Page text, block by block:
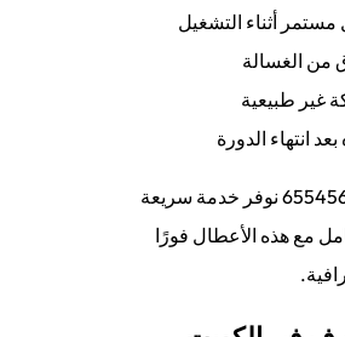
أثناء التشغيل
من الغسالة
غير طبيعية
انتهاء الدورة
65545664 نوفر خدمة سريعة
مع هذه الأعطال فورًا